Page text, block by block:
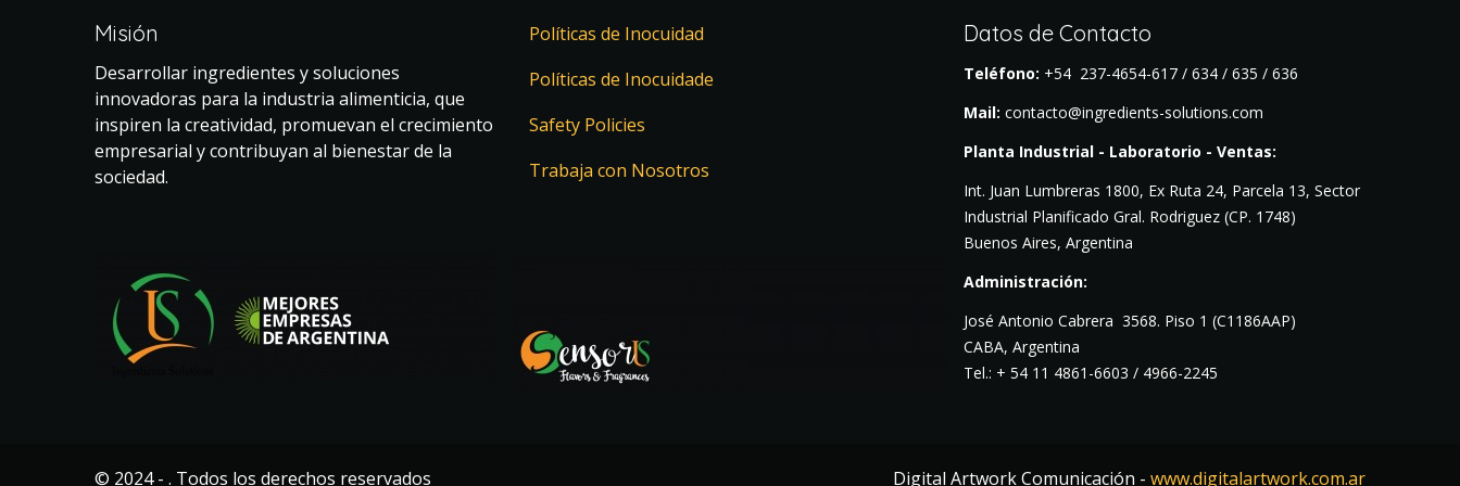
Misión
Desarrollar ingredientes y soluciones
innovadoras para la industria alimenticia, que
inspiren la creatividad, promuevan el crecimiento
empresarial y contribuyan al bienestar de la
sociedad.
Políticas de Inocuidad
Políticas de Inocuidade
Safety Policies
Trabaja con Nosotros
Datos de Contacto
Teléfono: +54 237-4654-617 / 634 / 635 / 636
Mail: contacto@ingredients-solutions.com
Planta Industrial - Laboratorio - Ventas:
Int. Juan Lumbreras 1800, Ex Ruta 24, Parcela 13, Sector
Industrial Planificado Gral. Rodriguez (CP. 1748)
Buenos Aires, Argentina
Administración:
José Antonio Cabrera 3568. Piso 1 (C1186AAP)
CABA, Argentina
Tel.: + 54 11 4861-6603 / 4966-2245
© 2024 - . Todos los derechos reservados Digital Artwork Comunicación - www.digitalartwork.com.ar